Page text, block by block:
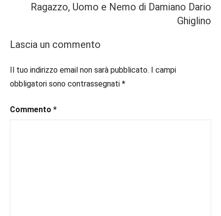
Romance
Ragazzo, Uomo e Nemo di Damiano Dario
Ghiglino
Lascia un commento
Il tuo indirizzo email non sarà pubblicato. I campi
obbligatori sono contrassegnati *
Commento *